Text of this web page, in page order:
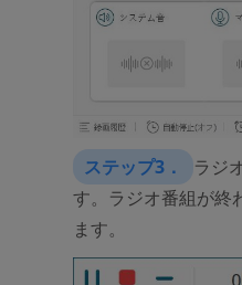
ステップ3．
ラジ
す。ラジオ番組が終
ます。